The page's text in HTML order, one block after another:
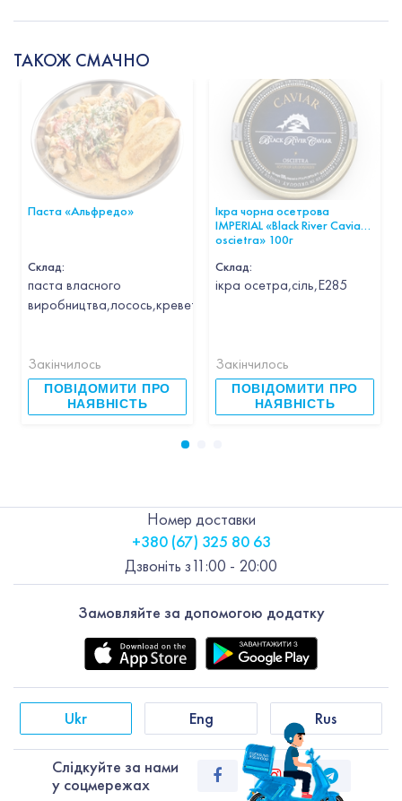
ТАКОЖ СМАЧНО
Паста «Альфредо»
Склад:
паста власного
Закінчилось
ПОВІДОМИТИ ПРО
НАЯВНІСТЬ
Ікра чорна осетрова
IMPERIAL «Black River Caviar
oscietra» 100г
Склад:
ікра осетра,сіль,Е285
Закінчилось
ПОВІДОМИТИ ПРО
НАЯВНІСТЬ
Замовляйте за допомогою додатку
Слiдкуйте за нами
у соцмережах
Ukr Eng Rus
Номер доставки
+380 (67) 325 80 63
Дзвоніть з11:00 - 20:00